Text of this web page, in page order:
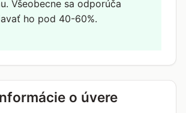
Všeobecne sa odporúča
ho pod 40-60%.
o úvere